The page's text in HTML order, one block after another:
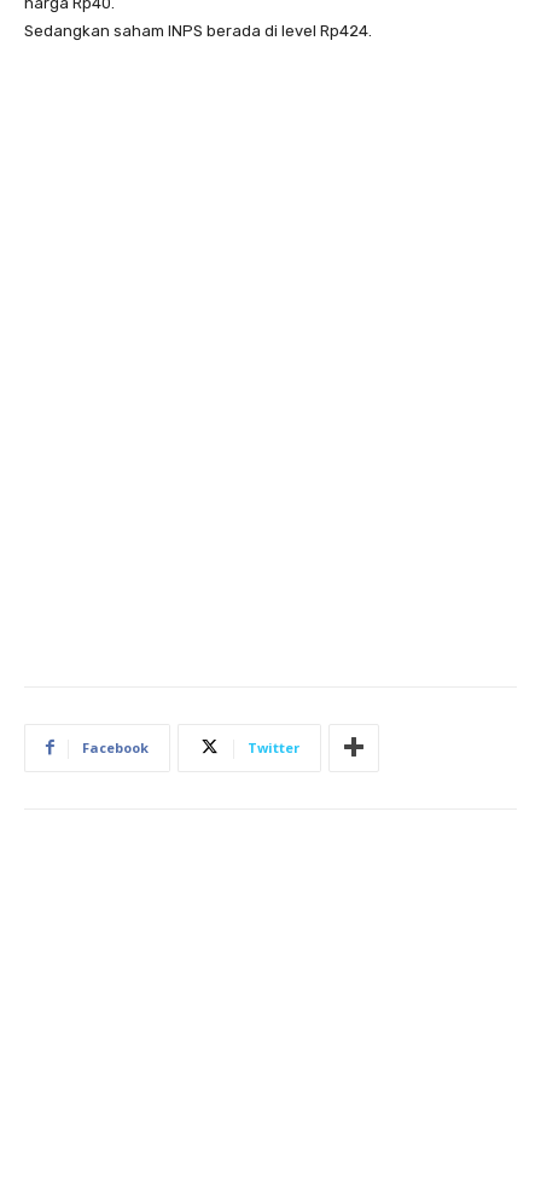
Sedangkan saham INPS berada di level Rp424.
Facebook Twitter